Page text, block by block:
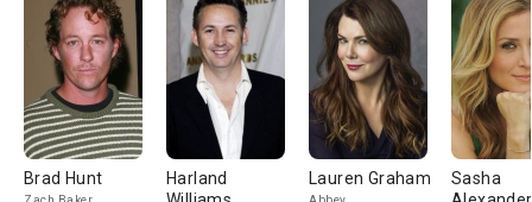
Brad Hunt
Harland
Lauren Graham
Sasha